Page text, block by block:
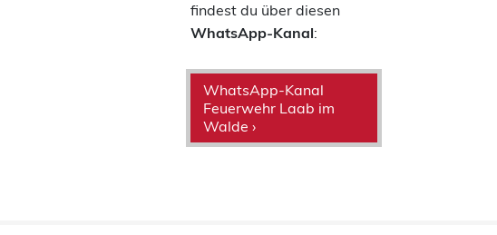
findest du über diesen
WhatsApp-Kanal:
WhatsApp-Kanal
Feuerwehr Laab im
Walde ›